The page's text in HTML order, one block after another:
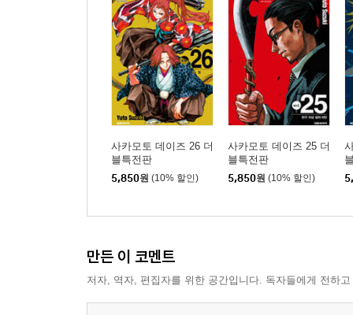
사카모토 데이즈 26 더
블특전판
5,850원 (10% 할인)
사카모토 데이즈 25 더
블특전판
5,850원 (10% 할인)
만든 이 코멘트
저자, 역자, 편집자를 위한 공간입니다. 독자들에게 전하